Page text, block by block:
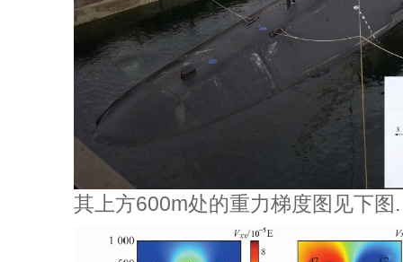
其上方600m处的重力梯度图见下图.